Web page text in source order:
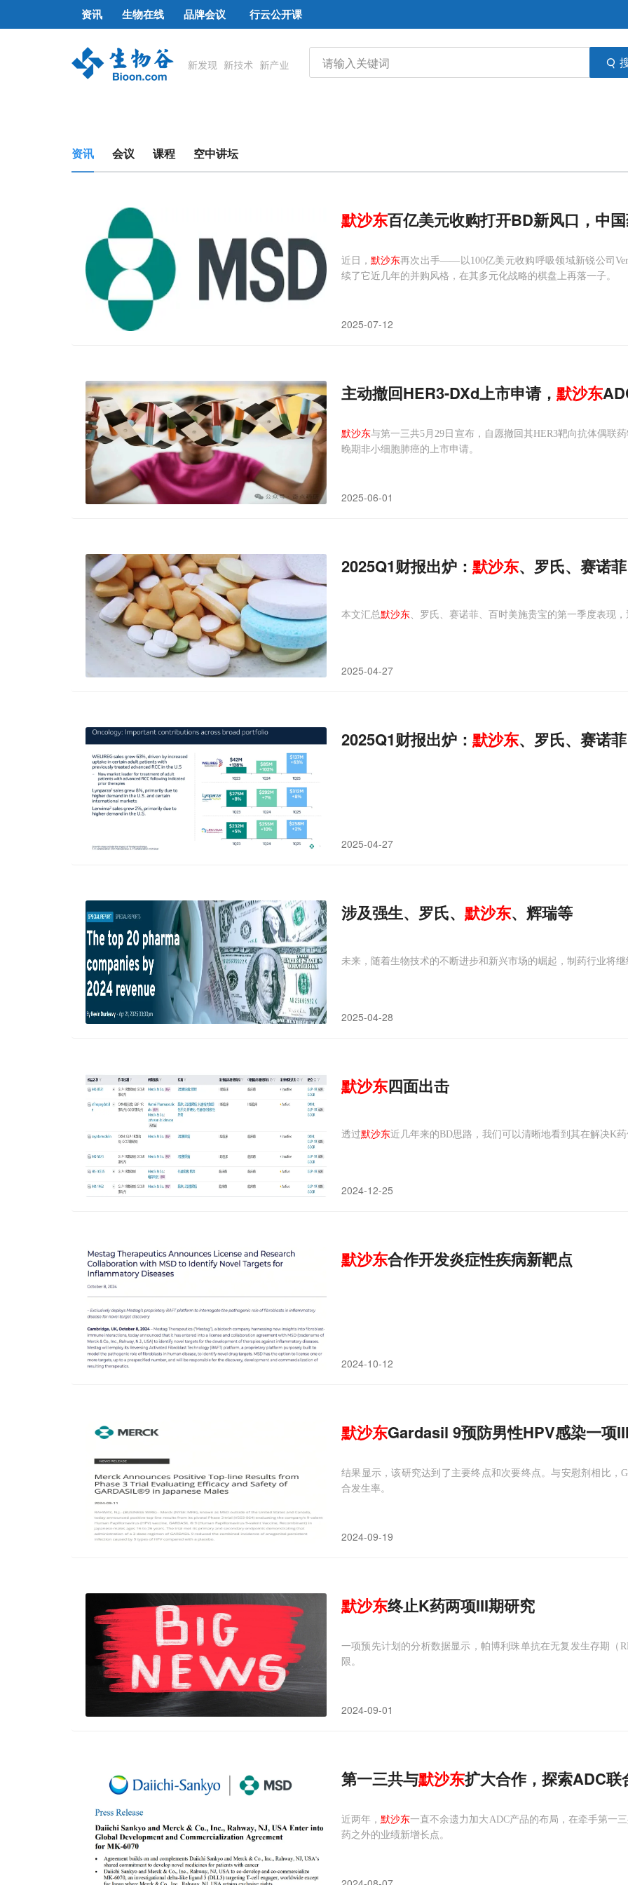
资讯 生物在线 品牌会议 行云公开课
资讯 会议 课程 空中讲坛
默沙东百亿美元收购打开BD新风口，中
近日， 默沙东再次出手——以100亿美元收购呼吸领域新锐公司
续了它近几年的并购风格，在其多元化战略的棋盘上再落一子。
2025-07-12
主动撤回HER3-DXd上市申请， 默沙东
默沙东与第一三共5月29日宣布，自愿撤回其HER3靶向抗体偶联
晚期非小细胞肺癌的上市申请。
2025-06-01
2025Q1财报出炉： 默沙东、罗氏、赛诺
本文汇总默沙东、罗氏、赛诺菲、百时美施贵宝的第一季度表现，
2025-04-27
2025Q1财报出炉： 默沙东、罗氏、赛诺
2025-04-27
涉及强生、罗氏、 默沙东、辉瑞等
未来，随着生物技术的不断进步和新兴市场的崛起，制药行业将继
2025-04-28
默沙东四面出击
透过默沙东近几年来的BD思路，我们可以清晰地看到其在解决K药
2024-12-25
默沙东合作开发炎症性疾病新靶点
2024-10-12
默沙东Gardasil 9预防男性HPV感染一项
结果显示，该研究达到了主要终点和次要终点。与安慰剂相比，
合发生率。
2024-09-19
默沙东终止K药两项III期研究
一项预先计划的分析数据显示，帕博利珠单抗在无复发生存期（
限。
2024-09-01
第一三共与默沙东扩大合作，探索ADC联
近两年， 默沙东一直不余遗力加大ADC产品的布局，在牵手第一
药之外的业绩新增长点。